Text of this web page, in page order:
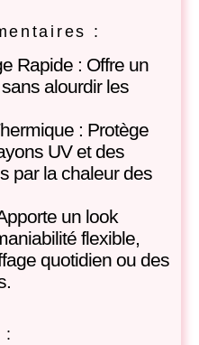
:
Rapide : Offre un
alourdir les
: Protège
UV et des
par la chaleur des
un look
flexible,
quotidien ou des
: